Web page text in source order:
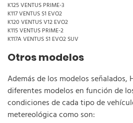
K125 VENTUS PRIME-3
K117 VENTUS S1 EVO2
K120 VENTUS V12 EVO2
K115 VENTUS PRIME-2
K117A VENTUS S1 EVO2 SUV
Otros modelos
Además de los modelos señalados,
diferentes modelos en función de
condiciones de cada tipo de
metereológica como son: